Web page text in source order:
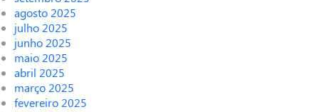
agosto 2025
julho 2025
junho 2025
maio 2025
abril 2025
março 2025
fevereiro 2025